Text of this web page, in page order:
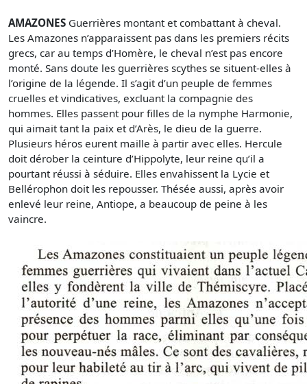
AMAZONES Guerrières montant et combattant à cheval.
Les Amazones n’apparaissent pas dans les premiers récits
grecs, car au temps d’Homère, le cheval n’est pas encore
monté. Sans doute les guerrières scythes se situent-elles à
l’origine de la légende. Il s’agit d’un peuple de femmes
cruelles et vindicatives, excluant la compagnie des
hommes. Elles passent pour filles de la nymphe Harmonie,
qui aimait tant la paix et d’Arès, le dieu de la guerre.
Plusieurs héros eurent maille à partir avec elles. Hercule
doit dérober la ceinture d’Hippolyte, leur reine qu’il a
pourtant réussi à séduire. Elles envahissent la Lycie et
Bellérophon doit les repousser. Thésée aussi, après avoir
enlevé leur reine, Antiope, a beaucoup de peine à les
vaincre.